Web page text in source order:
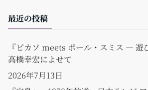
最近の投稿
『ピカソ meets ポール・スミス ― 遊
高橋幸宏によせて
2026年7月13日